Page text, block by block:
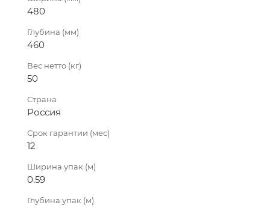
480
Глубина (мм)
460
Вес нетто (кг)
50
Страна
Россия
Срок гарантии (мес)
12
Ширина упак (м)
0.59
Глубина упак (м)